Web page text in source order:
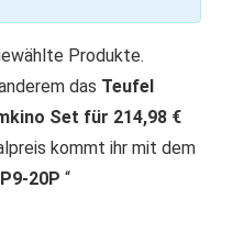
Produkte.
das Teufel
Set für 214,98 €
kommt ihr mit dem
20P “